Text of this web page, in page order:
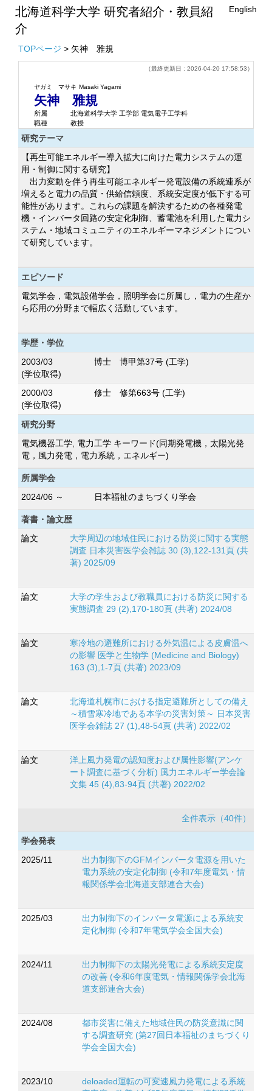
北海道科学大学 研究者紹介・教員紹
介
English
TOPページ > 矢神 雅規
（最終更新日 : 2026-04-20 17:58:53）
ヤガミ マサキ Masaki Yagami
矢神 雅規
所属
北海道科学大学 工学部 電気電子工学科
職種
教授
研究テーマ
【再生可能エネルギー導入拡大に向けた電力システムの運
用・制御に関する研究】
出力変動を伴う再生可能エネルギー発電設備の系統連系が
増えると電力の品質・供給信頼度、系統安定度が低下する可
能性があります。これらの課題を解決するための各種発電
機・インバータ回路の安定化制御、蓄電池を利用した電力シ
ステム・地域コミュニティのエネルギーマネジメントについ
て研究しています。
エピソード
電気学会，電気設備学会，照明学会に所属し，電力の生産か
ら応用の分野まで幅広く活動しています。
学歴・学位
2003/03
(学位取得)
博士 博甲第37号 (工学)
2000/03
(学位取得)
修士 修第663号 (工学)
研究分野
電気機器工学, 電力工学 キーワード(同期発電機，太陽光発
電，風力発電，電力系統，エネルギー)
所属学会
2024/06 ～
日本福祉のまちづくり学会
著書・論文歴
論文
大学周辺の地域住民における防災に関する実態
調査 日本災害医学会雑誌 30 (3),122-131頁 (共
著) 2025/09
論文
大学の学生および教職員における防災に関する
実態調査 29 (2),170-180頁 (共著) 2024/08
論文
寒冷地の避難所における外気温による皮膚温へ
の影響 医学と生物学 (Medicine and Biology)
163 (3),1-7頁 (共著) 2023/09
論文
北海道札幌市における指定避難所としての備え
～積雪寒冷地である本学の災害対策～ 日本災害
医学会雑誌 27 (1),48-54頁 (共著) 2022/02
論文
洋上風力発電の認知度および属性影響(アンケ
ート調査に基づく分析) 風力エネルギー学会論
文集 45 (4),83-94頁 (共著) 2022/02
全件表示（40件）
学会発表
2025/11
出力制御下のGFMインバータ電源を用いた
電力系統の安定化制御 (令和7年度電気・情
報関係学会北海道支部連合大会)
2025/03
出力制御下のインバータ電源による系統安
定化制御 (令和7年電気学会全国大会)
2024/11
出力制御下の太陽光発電による系統安定度
の改善 (令和6年度電気・情報関係学会北海
道支部連合大会)
2024/08
都市災害に備えた地域住民の防災意識に関
する調査研究 (第27回日本福祉のまちづくり
学会全国大会)
2023/10
deloaded運転の可変速風力発電による系統